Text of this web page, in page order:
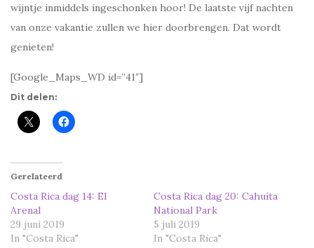
wijntje inmiddels ingeschonken hoor! De laatste vijf nachten
van onze vakantie zullen we hier doorbrengen. Dat wordt
genieten!
[Google_Maps_WD id=”41″]
Dit delen:
Gerelateerd
Costa Rica dag 14: El
Arenal
29 juni 2019
In "Costa Rica"
Costa Rica dag 20: Cahuita
National Park
5 juli 2019
In "Costa Rica"